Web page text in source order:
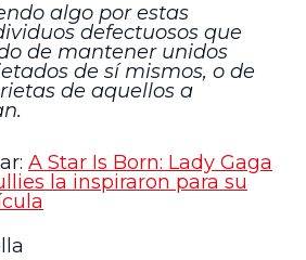
algo por estas
defectuosos que
de mantener unidos
de sí mismos, o de
de aquellos a
A Star Is Born: Lady Gaga
la inspiraron para su